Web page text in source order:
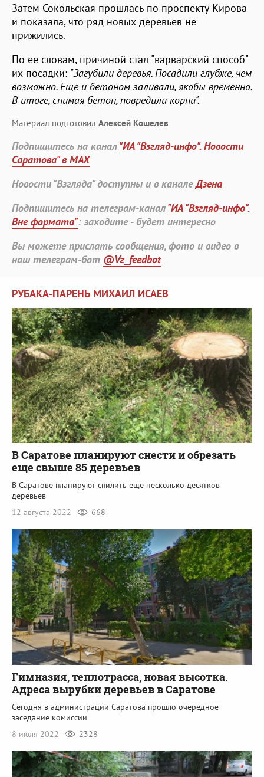
Затем Сокольская прошлась по проспекту Кирова
и показала, что ряд новых деревьев не
прижились.
По ее словам, причиной стал "варварский способ"
их посадки: "Загубили деревья. Посадили глубже, чем
возможно. Еще и бетоном заливали, якобы временно.
В итоге, снимая бетон, повредили корни".
Материал подготовил Алексей Кошелев
Подпишитесь на канал"ИА "Взгляд-инфо". Новости
Саратова" в MAX
Новости "Взгляда" доступны и в каналеДзена
Подпишитесь на телеграм-канал"ИА "Взгляд-инфо".
Вне формата": заходите - будет интересно
Вы можете прислать сообщения, фото и видео в
наш телеграм-бот @Vz_feedbot
РУБАКА-ПАРЕНЬ МИХАИЛ ИСАЕВ
В Саратове планируют снести и обрезать
еще свыше 85 деревьев
В Саратове планируют спилить еще несколько десятков
деревьев
12 августа 2022
668
Гимназия, теплотрасса, новая высотка.
Адреса вырубки деревьев в Саратове
Сегодня в администрации Саратова прошло очередное
заседание комиссии
8 июля 2022
2328